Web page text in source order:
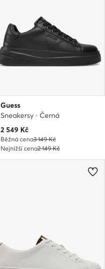
Guess
Sneakersy · Černá
Aktuální cena
2 549 Kč
Běžná cena3 149 Kč
Nejnižší cena2 149 Kč